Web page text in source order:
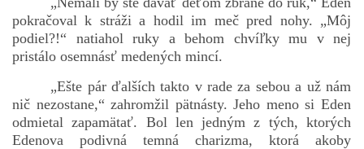
pokračoval k stráži a hodil im meč pred nohy. „Môj
podiel?!“ natiahol ruky a behom chvíľky mu v nej
pristálo osemnásť medených mincí.
„Ešte pár ďalších takto v rade za sebou a už nám
nič nezostane,“ zahromžil pätnásty. Jeho meno si Eden
odmietal zapamätať. Bol len jedným z tých, ktorých
Edenova podivná temná charizma, ktorá akoby